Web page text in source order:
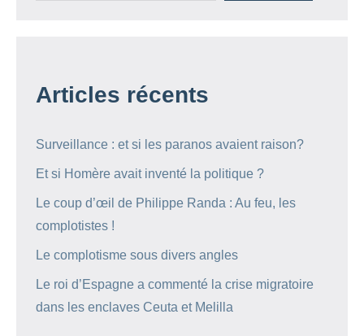
Articles récents
Surveillance : et si les paranos avaient raison?
Et si Homère avait inventé la politique ?
Le coup d’œil de Philippe Randa : Au feu, les
complotistes !
Le complotisme sous divers angles
Le roi d’Espagne a commenté la crise migratoire
dans les enclaves Ceuta et Melilla